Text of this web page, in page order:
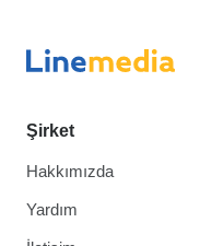
Şirket
Hakkımızda
Yardım